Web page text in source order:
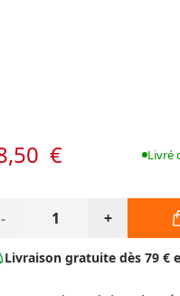
de:
€ Livré
- +
Livraison gratuite dès 79 €